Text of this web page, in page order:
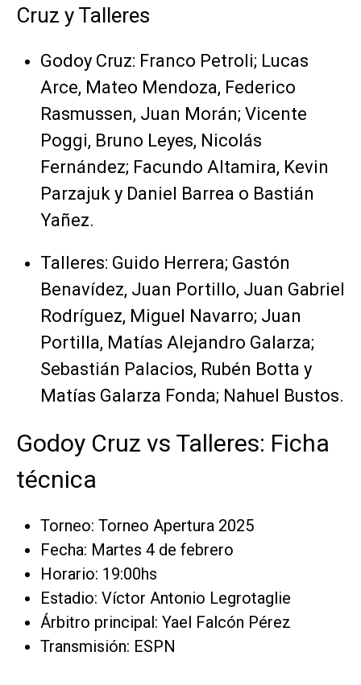
Cruz y Talleres
Godoy Cruz: Franco Petroli; Lucas
Arce, Mateo Mendoza, Federico
Rasmussen, Juan Morán; Vicente
Poggi, Bruno Leyes, Nicolás
Fernández; Facundo Altamira, Kevin
Parzajuk y Daniel Barrea o Bastián
Yañez.
Talleres: Guido Herrera; Gastón
Benavídez, Juan Portillo, Juan Gabriel
Rodríguez, Miguel Navarro; Juan
Portilla, Matías Alejandro Galarza;
Sebastián Palacios, Rubén Botta y
Matías Galarza Fonda; Nahuel Bustos.
Godoy Cruz vs Talleres: Ficha
técnica
Torneo: Torneo Apertura 2025
Fecha: Martes 4 de febrero
Horario: 19:00hs
Estadio: Víctor Antonio Legrotaglie
Árbitro principal: Yael Falcón Pérez
Transmisión: ESPN